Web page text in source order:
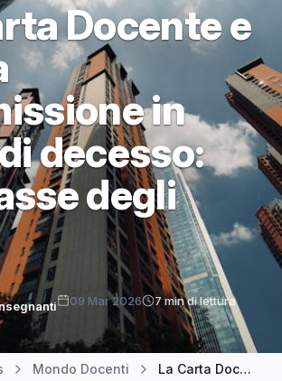
Docente e
in
decesso:
degli
09 Mar 2026 7 min di lettura
Mondo Docenti La Carta Docente e la sua trasmissione in caso di decesso: l'impasse degli eredi